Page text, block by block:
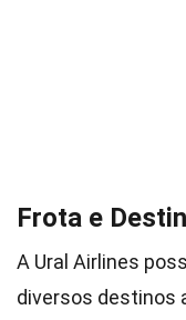
Frota e
A Ural Airlines
diversos destinos